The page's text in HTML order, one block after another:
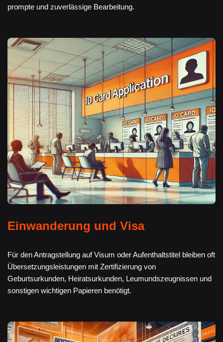
prompte und zuverlässige Bearbeitung.
Einwanderung und Visa
Für den Antragstellung auf Visum oder Aufenthaltstitel bleiben oft
Übersetzungsleistungen mit Zertifizierung von
Geburtsurkunden, Heiratsurkunden, Leumundszeugnissen und
sonstigen wichtigen Papieren benötigt.